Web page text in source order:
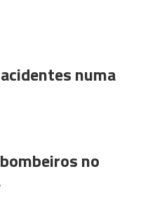
numa
no